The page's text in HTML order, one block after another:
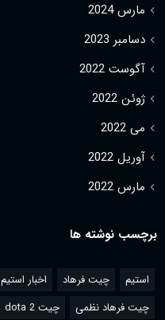
مارس 2024
دسامبر 2023
آگوست 2022
ژوئن 2022
می 2022
آوریل 2022
مارس 2022
برچسب نوشته ها
استیم چیت فرهاد اخبار استیم
چیت فرهاد نظمی
چیت dota 2